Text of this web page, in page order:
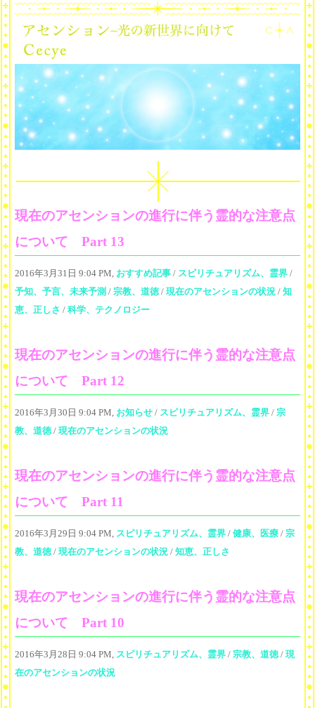
現在のアセンションの進行に伴う霊的な注意点
について Part 13
2016年3月31日 9:04 PM, おすすめ記事 / スピリチュアリズム、霊界 /
予知、予言、未来予測 / 宗教、道徳/ 現在のアセンションの状況 / 知
恵、正しさ / 科学、テクノロジー
現在のアセンションの進行に伴う霊的な注意点
について Part 12
2016年3月30日 9:04 PM, お知らせ / スピリチュアリズム、霊界 / 宗
教、道徳/ 現在のアセンションの状況
現在のアセンションの進行に伴う霊的な注意点
について Part 11
2016年3月29日 9:04 PM, スピリチュアリズム、霊界 / 健康、医療 / 宗
教、道徳/ 現在のアセンションの状況 / 知恵、正しさ
現在のアセンションの進行に伴う霊的な注意点
について Part 10
2016年3月28日 9:04 PM, スピリチュアリズム、霊界 / 宗教、道徳/ 現
在のアセンションの状況